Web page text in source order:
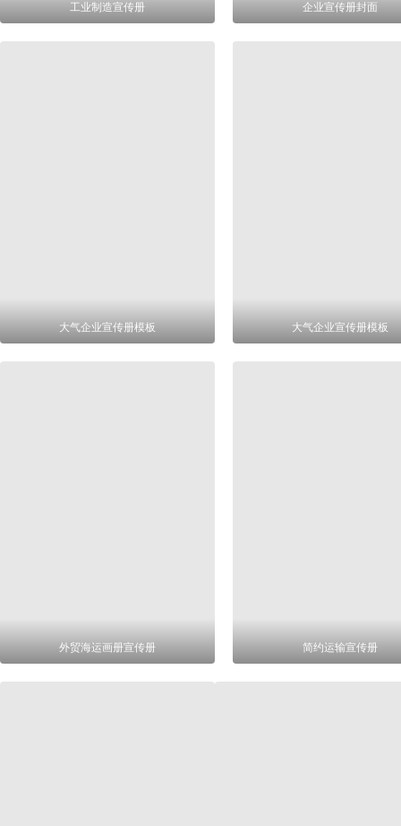
工业制造宣传册 企业宣传册封面
大气企业宣传册模板 大气企业宣传册模板
外贸海运画册宣传册 简约运输宣传册